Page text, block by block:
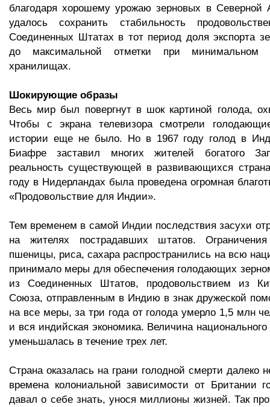
благодаря хорошему урожаю зерновых в Северной
удалось сохранить стабильность
Соединенных Штатах в тот период доля экспорта
до максимальной отметки при минимальном
хранилищах.
Шокирующие образы
Весь мир был повергнут в шок картиной голода,
Чтобы с экрана телевизора смотрели
истории еще не было. Но в 1967 году голод в
Биафре заставил многих жителей богатого
реальность существующей в развивающихся
году в Нидерландах была проведена огромная
«Продовольствие для Индии».
Тем временем в самой Индии последствия засухи
на жителях пострадавших штатов.
пшеницы, риса, сахара распространились на всю
принимало меры для обеспечения голодающих
из Соединенных Штатов, продовольствием из
Союза, отправленным в Индию в знак дружеской
на все меры, за три года от голода умерло 1,5 млн
и вся индийская экономика. Величина национального
уменьшалась в течение трех лет.
Страна оказалась на грани голодной смерти далеко
времена колониальной зависимости от Британии
давал о себе знать, унося миллионы жизней. Так